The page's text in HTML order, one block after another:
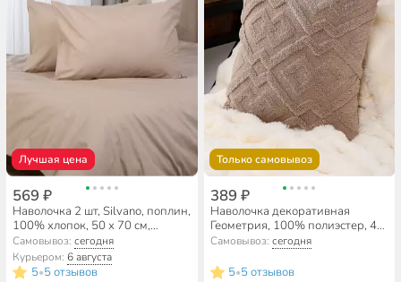
Лучшая цена
569 ₽
Наволочка 2 шт, Silvano, поплин,
100% хлопок, 50 х 70 см,
бежевая, 110 г/м2, Узбекистан
Самовывоз:сегодня
Курьером:6 августа
5•5 отзывов
Только самовывоз
389 ₽
Наволочка декоративная
Геометрия, 100% полиэстер, 45
х 45 см, светло-серая, A130037
Самовывоз: сегодня
5•5 отзывов